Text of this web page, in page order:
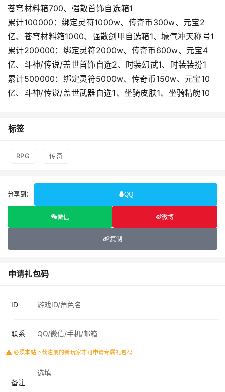
苍穹材料箱700、强散首饰自选箱1
累计100000：绑定灵符1000w、传奇币300w、元宝2
亿、苍穹材料箱1000、强散剑甲自选箱1、壕气冲天称号1
累计200000：绑定灵符2000w、传奇币600w、元宝4
亿、斗神/传说/盖世首饰自选2、时装幻武1、时装装扮1
累计500000：绑定灵符5000w、传奇币150w、元宝10
亿、斗神/传说/盖世武器自选1、坐骑皮肤1、坐骑精魄10
标签
RPG 传奇
分享到： QQ
微信 微博
复制
申请礼包码
ID
联系
必须本站下载注册的新玩家才可申请专属礼包码
备注